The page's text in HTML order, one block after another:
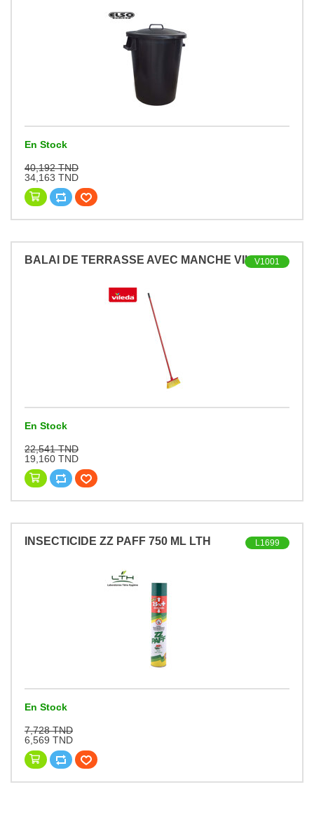
En Stock
40,192 TND
34,163 TND
BALAI DE TERRASSE AVEC MANCHE VILEDA
V1001
En Stock
22,541 TND
19,160 TND
INSECTICIDE ZZ PAFF 750 ML LTH L1699
En Stock
7,728 TND
6,569 TND